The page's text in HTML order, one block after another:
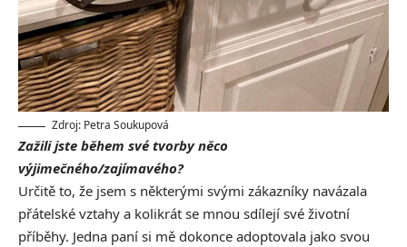
Zdroj: Petra Soukupová
Zažili jste během své tvorby něco
výjimečného/zajímavého?
Určitě to, že jsem s některými svými zákazníky navázala
přátelské vztahy a kolikrát se mnou sdílejí své životní
příběhy. Jedna paní si mě dokonce adoptovala jako svou